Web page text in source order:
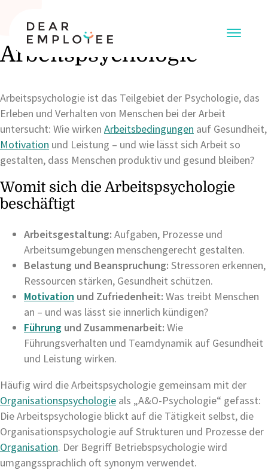
Arbeitspsychologie
Arbeitspsychologie ist das Teilgebiet der Psychologie, das
Erleben und Verhalten von Menschen bei der Arbeit
untersucht: Wie wirken Arbeitsbedingungen auf Gesundheit,
Motivation und Leistung – und wie lässt sich Arbeit so
gestalten, dass Menschen produktiv und gesund bleiben?
Womit sich die Arbeitspsychologie
beschäftigt
Arbeitsgestaltung: Aufgaben, Prozesse und
Arbeitsumgebungen menschengerecht gestalten.
Belastung und Beanspruchung: Stressoren erkennen,
Ressourcen stärken, Gesundheit schützen.
Motivation und Zufriedenheit: Was treibt Menschen
an – und was lässt sie innerlich kündigen?
Führung und Zusammenarbeit: Wie
Führungsverhalten und Teamdynamik auf Gesundheit
und Leistung wirken.
Häufig wird die Arbeitspsychologie gemeinsam mit der
Organisationspsychologie als „A&O-Psychologie“ gefasst:
Die Arbeitspsychologie blickt auf die Tätigkeit selbst, die
Organisationspsychologie auf Strukturen und Prozesse der
Organisation. Der Begriff Betriebspsychologie wird
umgangssprachlich oft synonym verwendet.